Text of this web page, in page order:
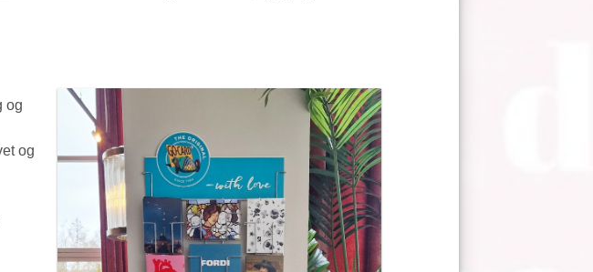
og
og